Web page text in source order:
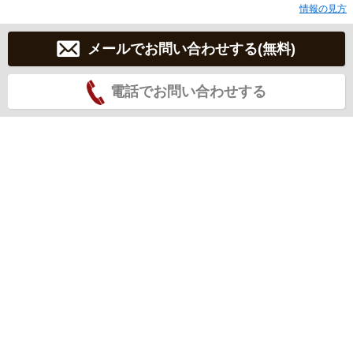
情報の見方
メールでお問い合わせする(無料)
電話でお問い合わせする